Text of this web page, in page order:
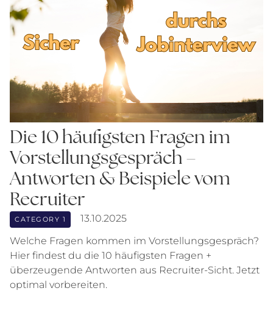
Die 10 häufigsten Fragen im
Vorstellungsgespräch –
Antworten & Beispiele vom
Recruiter
CATEGORY 1
13.10.2025
Welche Fragen kommen im Vorstellungsgespräch?
Hier findest du die 10 häufigsten Fragen +
überzeugende Antworten aus Recruiter-Sicht. Jetzt
optimal vorbereiten.